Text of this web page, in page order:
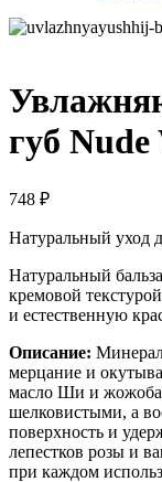
губ
748 ₽
Натуральный уход
Натуральный
кремовой
и естественную
Описание:
мерцание и
масло Ши и жожоба
шелковистыми, а
поверхность и
лепестков розы и
при каждом